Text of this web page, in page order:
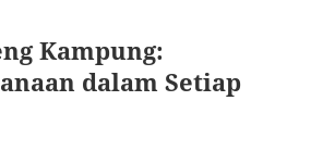
Kampung:
dalam Setiap